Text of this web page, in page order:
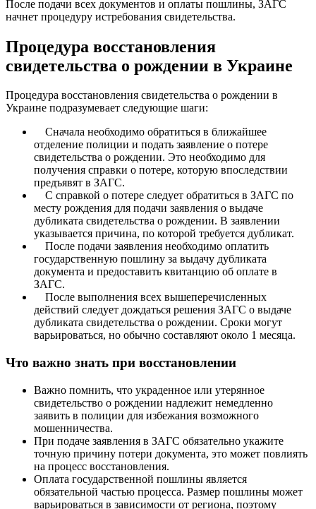
После подачи всех документов и оплаты пошлины, ЗАГС
начнет процедуру истребования свидетельства.
Процедура восстановления
свидетельства о рождении в Украине
Процедура восстановления свидетельства о рождении в
Украине подразумевает следующие шаги:
Сначала необходимо обратиться в ближайшее
отделение полиции и подать заявление о потере
свидетельства о рождении. Это необходимо для
получения справки о потере, которую впоследствии
предъявят в ЗАГС.
С справкой о потере следует обратиться в ЗАГС по
месту рождения для подачи заявления о выдаче
дубликата свидетельства о рождении. В заявлении
указывается причина, по которой требуется дубликат.
После подачи заявления необходимо оплатить
государственную пошлину за выдачу дубликата
документа и предоставить квитанцию об оплате в
ЗАГС.
После выполнения всех вышеперечисленных
действий следует дождаться решения ЗАГС о выдаче
дубликата свидетельства о рождении. Сроки могут
варьироваться, но обычно составляют около 1 месяца.
Что важно знать при восстановлении
Важно помнить, что украденное или утерянное
свидетельство о рождении надлежит немедленно
заявить в полиции для избежания возможного
мошенничества.
При подаче заявления в ЗАГС обязательно укажите
точную причину потери документа, это может повлиять
на процесс восстановления.
Оплата государственной пошлины является
обязательной частью процесса. Размер пошлины может
варьироваться в зависимости от региона, поэтому